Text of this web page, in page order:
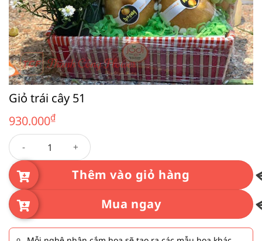
Giỏ trái cây 51
930.000₫
Giỏ trái cây 51 số lượng
Thêm vào giỏ hàng
Mua ngay